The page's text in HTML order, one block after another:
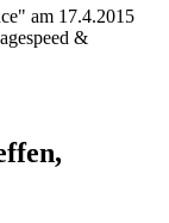
am 17.4.2015
&